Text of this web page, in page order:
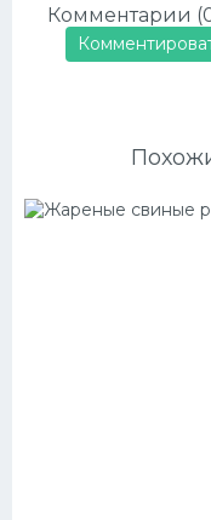
Комментарии